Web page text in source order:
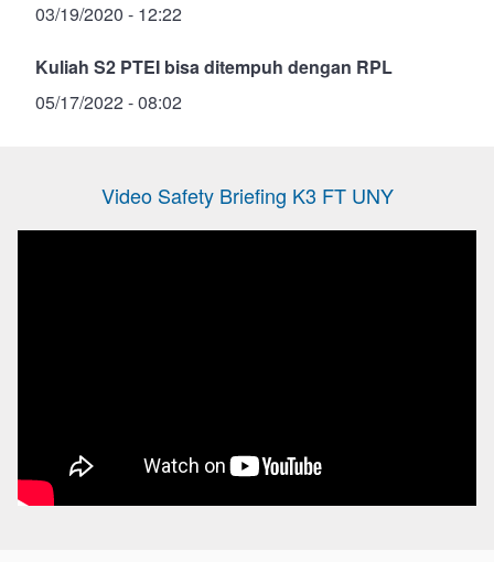
03/19/2020 - 12:22
Kuliah S2 PTEI bisa ditempuh dengan RPL
05/17/2022 - 08:02
Video Safety Briefing K3 FT UNY